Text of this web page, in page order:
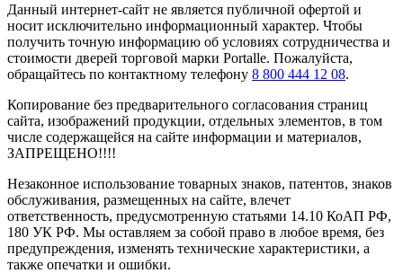
Данный интернет-сайт не является публичной офертой и
носит исключительно информационный характер. Чтобы
получить точную информацию об условиях сотрудничества и
стоимости дверей торговой марки Portalle. Пожалуйста,
обращайтесь по контактному телефону 8 800 444 12 08.
Копирование без предварительного согласования страниц
сайта, изображений продукции, отдельных элементов, в том
числе содержащейся на сайте информации и материалов,
ЗАПРЕЩЕНО!!!!
Незаконное использование товарных знаков, патентов, знаков
обслуживания, размещенных на сайте, влечет
ответственность, предусмотренную статьями 14.10 КоАП РФ,
180 УК РФ. Мы оставляем за собой право в любое время, без
предупреждения, изменять технические характеристики, а
также опечатки и ошибки.